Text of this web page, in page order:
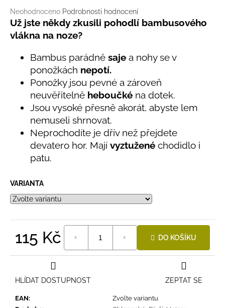
Průměrné
hodnocení
produktu
je
hvězdiček.
Neohodnoceno Podrobnosti hodnocení
Už jste někdy zkusili pohodlí bambusového
vlákna na noze?
Bambus parádně saje a nohy se v
ponožkách nepotí.
Ponožky jsou pevné a zároveň
neuvěřitelně heboučké na dotek.
Jsou vysoké přesně akorát, abyste lem
nemuseli shrnovat.
Neprochodíte je dřív než přejdete
devatero hor. Mají vyztužené chodidlo i
patu.
VARIANTA
115 Kč DO KOŠÍKU
EAN:
Zvolte variantu
ZEPTAT SE
HLÍDAT DOSTUPNOST
u
č
u
LETNÍ
RYCHLESCHNOUCÍ
KALHOTY
TYRKYSOVÉ
KORÁLKY